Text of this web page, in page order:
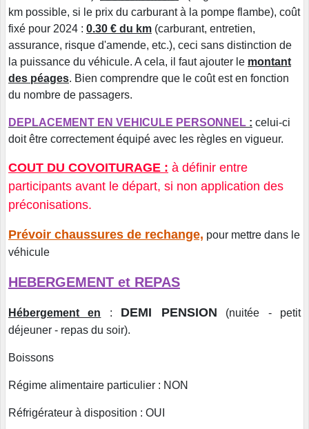
km possible, si le prix du carburant à la pompe flambe), coût
fixé pour 2024 : 0.30 € du km (carburant, entretien,
assurance, risque d'amende, etc.), ceci sans distinction de
la puissance du véhicule. A cela, il faut ajouter le montant
des péages. Bien comprendre que le coût est en fonction
du nombre de passagers.
DEPLACEMENT EN VEHICULE PERSONNEL : celui-ci
doit être correctement équipé avec les règles en vigueur.
COUT DU COVOITURAGE : à définir entre
participants avant le départ, si non application des
préconisations.
Prévoir chaussures de rechange, pour mettre dans le
véhicule
HEBERGEMENT et REPAS
Hébergement en : DEMI PENSION (nuitée - petit
déjeuner - repas du soir).
Boissons
Régime alimentaire particulier : NON
Réfrigérateur à disposition : OUI